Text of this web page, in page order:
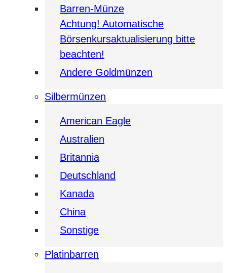
Barren-Münze
Achtung! Automatische
Börsenkursaktualisierung bitte
beachten!
Andere Goldmünzen
Silbermünzen
American Eagle
Australien
Britannia
Deutschland
Kanada
China
Sonstige
Platinbarren